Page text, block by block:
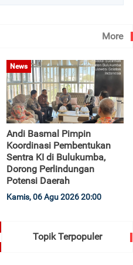
More
News
Andi Basmal Pimpin
Koordinasi Pembentukan
Sentra KI di Bulukumba,
Dorong Perlindungan
Potensi Daerah
Kamis, 06 Agu 2026 20:00
Topik Terpopuler